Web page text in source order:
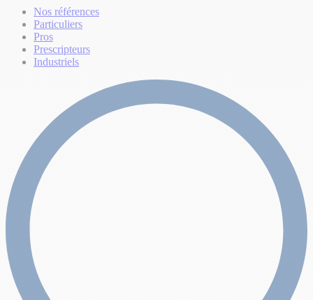
Nos références
Particuliers
Pros
Prescripteurs
Industriels